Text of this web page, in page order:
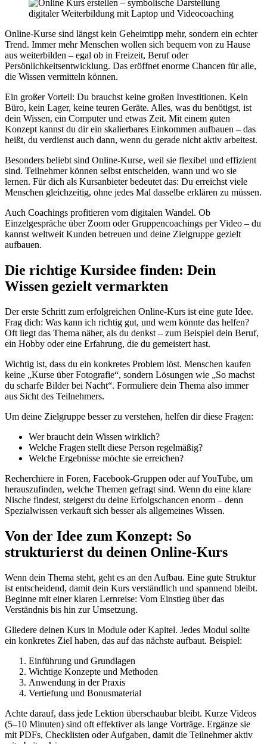
Online-Kurse sind längst kein Geheimtipp mehr, sondern ein echter
Trend. Immer mehr Menschen wollen sich bequem von zu Hause
aus weiterbilden – egal ob in Freizeit, Beruf oder
Persönlichkeitsentwicklung. Das eröffnet enorme Chancen für alle,
die Wissen vermitteln können.
Ein großer Vorteil: Du brauchst keine großen Investitionen. Kein
Büro, kein Lager, keine teuren Geräte. Alles, was du benötigst, ist
dein Wissen, ein Computer und etwas Zeit. Mit einem guten
Konzept kannst du dir ein skalierbares Einkommen aufbauen – das
heißt, du verdienst auch dann, wenn du gerade nicht aktiv arbeitest.
Besonders beliebt sind Online-Kurse, weil sie flexibel und effizient
sind. Teilnehmer können selbst entscheiden, wann und wo sie
lernen. Für dich als Kursanbieter bedeutet das: Du erreichst viele
Menschen gleichzeitig, ohne jedes Mal dasselbe erklären zu müssen.
Auch Coachings profitieren vom digitalen Wandel. Ob
Einzelgespräche über Zoom oder Gruppencoachings per Video – du
kannst weltweit Kunden betreuen und deine Zielgruppe gezielt
aufbauen.
Die richtige Kursidee finden: Dein
Wissen gezielt vermarkten
Der erste Schritt zum erfolgreichen Online-Kurs ist eine gute Idee.
Frag dich: Was kann ich richtig gut, und wem könnte das helfen?
Oft liegt das Thema näher, als du denkst – zum Beispiel dein Beruf,
ein Hobby oder eine Erfahrung, die du gemeistert hast.
Wichtig ist, dass du ein konkretes Problem löst. Menschen kaufen
keine „Kurse über Fotografie“, sondern Lösungen wie „So machst
du scharfe Bilder bei Nacht“. Formuliere dein Thema also immer
aus Sicht des Teilnehmers.
Um deine Zielgruppe besser zu verstehen, helfen dir diese Fragen:
Wer braucht dein Wissen wirklich?
Welche Fragen stellt diese Person regelmäßig?
Welche Ergebnisse möchte sie erreichen?
Recherchiere in Foren, Facebook-Gruppen oder auf YouTube, um
herauszufinden, welche Themen gefragt sind. Wenn du eine klare
Nische findest, steigerst du deine Erfolgschancen enorm – denn
Spezialwissen verkauft sich besser als allgemeines Wissen.
Von der Idee zum Konzept: So
strukturierst du deinen Online-Kurs
Wenn dein Thema steht, geht es an den Aufbau. Eine gute Struktur
ist entscheidend, damit dein Kurs verständlich und spannend bleibt.
Beginne mit einer klaren Lernreise: Vom Einstieg über das
Verständnis bis hin zur Umsetzung.
Gliedere deinen Kurs in Module oder Kapitel. Jedes Modul sollte
ein konkretes Ziel haben, das auf das nächste aufbaut. Beispiel:
Einführung und Grundlagen
Wichtige Konzepte und Methoden
Anwendung in der Praxis
Vertiefung und Bonusmaterial
Achte darauf, dass jede Lektion überschaubar bleibt. Kurze Videos
(5–10 Minuten) sind oft effektiver als lange Vorträge. Ergänze sie
mit PDFs, Checklisten oder Aufgaben, damit die Teilnehmer aktiv